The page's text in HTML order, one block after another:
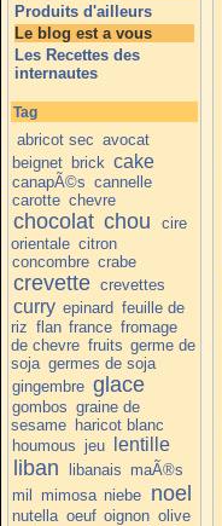
Produits d'ailleurs
Le blog est a vous
Les Recettes des
internautes
Tag
abricot sec avocat
beignet brick cake
canapÃ©s cannelle
carotte chevre
chocolat chou
cire
orientale citron
concombre crabe
crevette crevettes
curry epinard feuille de
riz flan france fromage
de chevre fruits germe de
soja germes de soja
gingembre glace
gombos graine de
sesame haricot blanc
houmous jeu lentille
liban libanais maÃ®s
mil mimosa niebe noel
nutella oeuf oignon olive